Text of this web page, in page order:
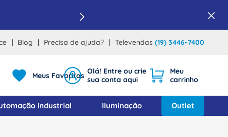
Blog Precisa de ajuda? Televendas (19) 3446-7400
Meus Favoritos
Industrial Iluminação Outlet